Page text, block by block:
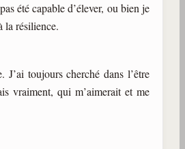
été capable d’élever, ou bien je
la résilience.
toujours cherché dans l’être
vraiment, qui m’aimerait et me